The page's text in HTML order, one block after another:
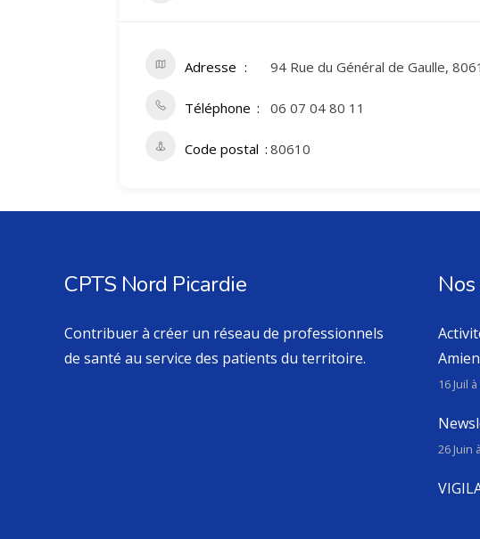
Adresse 94 Rue du Général de Gaulle,
Téléphone 06 07 04 80 11
Code postal 80610
CPTS Nord Picardie
Contribuer à créer un réseau de professionnels
de santé au service des patients du territoire.
16 Juil
26 Juin